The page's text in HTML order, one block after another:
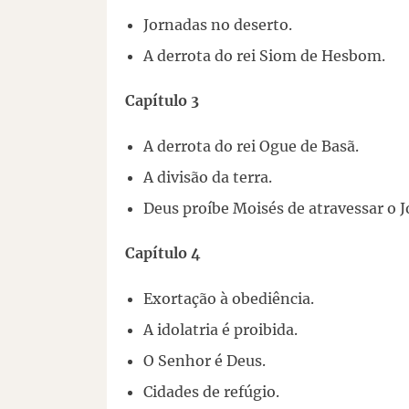
Jornadas no deserto.
A derrota do rei Siom de Hesbom.
Capítulo 3
A derrota do rei Ogue de Basã.
A divisão da terra.
Deus proíbe Moisés de atravessar o
Capítulo 4
Exortação à obediência.
A idolatria é proibida.
O Senhor é Deus.
Cidades de refúgio.